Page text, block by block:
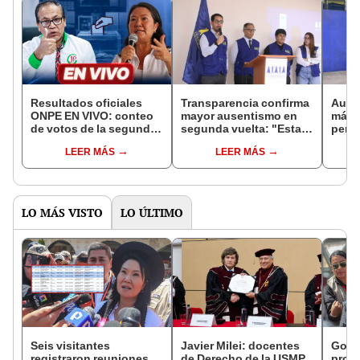
Resultados oficiales
ONPE EN VIVO: conteo
de votos de la segunda
Perú 2026LEER MÁS
Transparencia confirma
mayor ausentismo en
segunda vuelta: "Esta
normales"LEER MÁS
más
LO MÁS VISTO LO ÚLTIMO
Seis visitantes
Javier Milei: docentes